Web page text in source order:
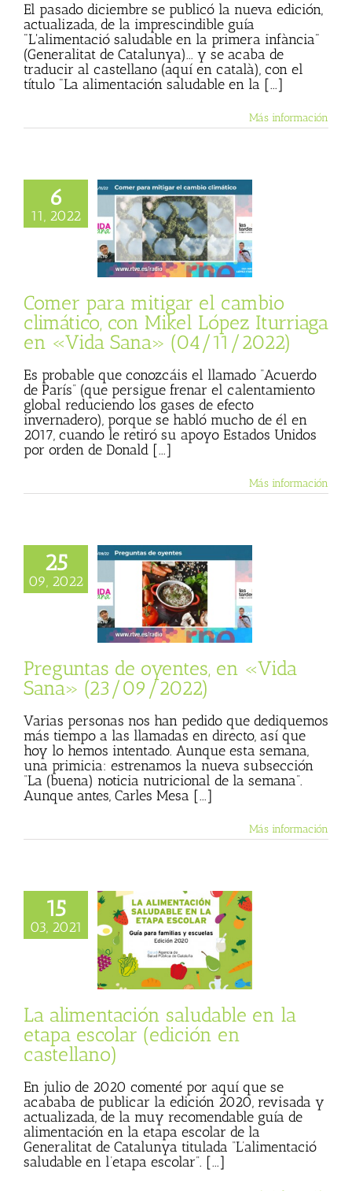
El pasado diciembre se publicó la nueva edición,
actualizada, de la imprescindible guía
"L'alimentació saludable en la primera infància"
(Generalitat de Catalunya)... y se acaba de
traducir al castellano (aquí en català), con el
título "La alimentación saludable en la [...]
Más información
6
11, 2022
mitigar el
climático, con
Iturriaga en
SanaComer para mitigar el cambio
climático, con Mikel López Iturriaga
en «Vida Sana» (04/11/2022)
Es probable que conozcáis el llamado “Acuerdo
de París” (que persigue frenar el calentamiento
global reduciendo los gases de efecto
invernadero), porque se habló mucho de él en
2017, cuando le retiró su apoyo Estados Unidos
por orden de Donald [...]
Más información
25
09, 2022
de oyentes, en
(23/09/2022)
Preguntas de oyentes, en «Vida
Sana» (23/09/2022)
Varias personas nos han pedido que dediquemos
más tiempo a las llamadas en directo, así que
hoy lo hemos intentado. Aunque esta semana,
una primicia: estrenamos la nueva subsección
“La (buena) noticia nutricional de la semana”.
Aunque antes, Carles Mesa [...]
Más información
15
03, 2021
saludable
escolar
en castellano)
BasultoLa alimentación saludable en la
etapa escolar (edición en
castellano)
En julio de 2020 comenté por aquí que se
acababa de publicar la edición 2020, revisada y
actualizada, de la muy recomendable guía de
alimentación en la etapa escolar de la
Generalitat de Catalunya titulada “L’alimentació
saludable en l’etapa escolar”. [...]